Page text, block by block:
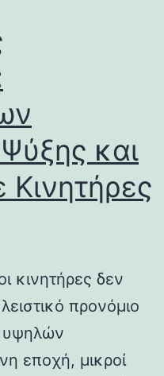
και
κινητήρες δεν
προνόμιο
υψηλών
εποχή, μικροί